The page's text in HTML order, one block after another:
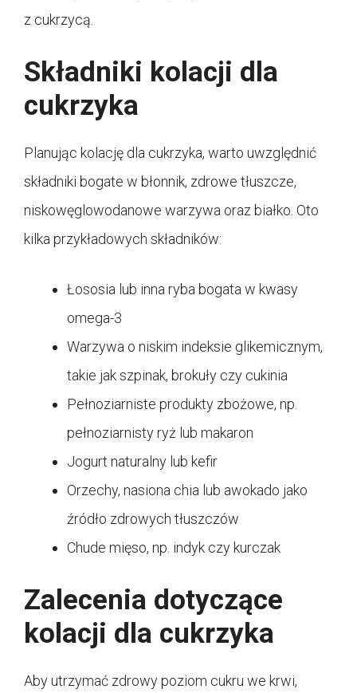
z cukrzycą.
Składniki kolacji dla
cukrzyka
Planując kolację dla cukrzyka, warto uwzględnić
składniki bogate w błonnik, zdrowe tłuszcze,
niskowęglowodanowe warzywa oraz białko. Oto
kilka przykładowych składników:
Łososia lub inna ryba bogata w kwasy
omega-3
Warzywa o niskim indeksie glikemicznym,
takie jak szpinak, brokuły czy cukinia
Pełnoziarniste produkty zbożowe, np.
pełnoziarnisty ryż lub makaron
Jogurt naturalny lub kefir
Orzechy, nasiona chia lub awokado jako
źródło zdrowych tłuszczów
Chude mięso, np. indyk czy kurczak
Zalecenia dotyczące
kolacji dla cukrzyka
Aby utrzymać zdrowy poziom cukru we krwi,